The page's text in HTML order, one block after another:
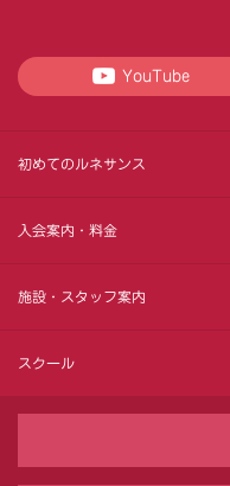
YouTube
初めてのルネサンス
入会案内・料金
施設・スタッフ案内
スクール